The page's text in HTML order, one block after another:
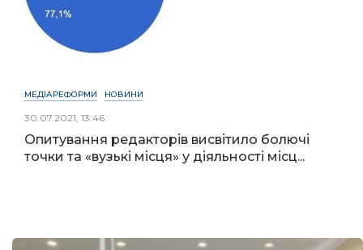
МЕДІАРЕФОРМИ НОВИНИ
30.07.2021, 13:46
Опитування редакторів висвітило болючі
точки та «вузькі місця» у діяльності місц...